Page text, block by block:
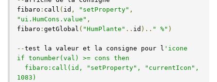
fibaro : call ( id , "setProperty" ,
"ui.HumCons.value" ,
fibaro : getGlobal ( "HumPlante" .. id ).. " %" )
--test la valeur et la consigne pour l 'icone
if tonumber(val) >= cons then
1083)